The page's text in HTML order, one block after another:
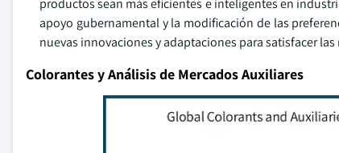
productos sean más eficientes e inteligentes en
apoyo gubernamental y la modificación de las
nuevas innovaciones y adaptaciones para satisfacer
Colorantes y Análisis de Mercados Auxiliares